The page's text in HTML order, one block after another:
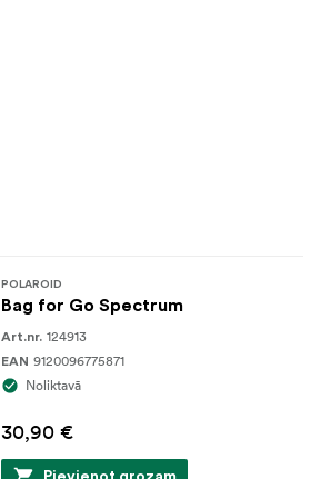
POLAROID
Bag for Go Spectrum
Art.nr. 124913
EAN 9120096775871
Noliktavā
30,90 €